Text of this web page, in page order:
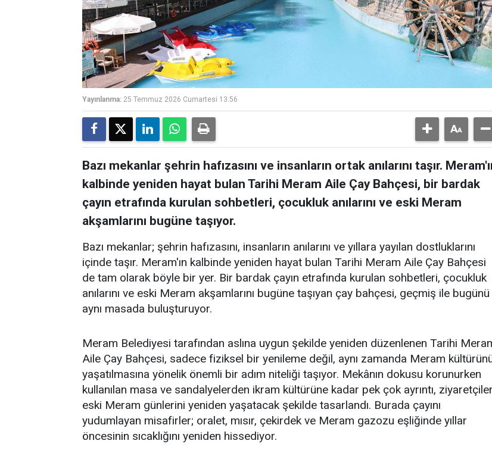
Yayınlanma: 25 Temmuz 2026 Cumartesi 13:56
Bazı mekanlar şehrin hafızasını ve insanların ortak anılarını taşır.
kalbinde yeniden hayat bulan Tarihi Meram Aile Çay Bahçesi, bir bardak
çayın etrafında kurulan sohbetleri, çocukluk anılarını ve eski Meram
akşamlarını bugüne taşıyor.
Bazı mekanlar; şehrin hafızasını, insanların anılarını ve yıllara yayılan dostluklarını
içinde taşır. Meram'ın kalbinde yeniden hayat bulan Tarihi Meram Aile Çay Bahçesi
de tam olarak böyle bir yer. Bir bardak çayın etrafında kurulan sohbetleri, çocukluk
anılarını ve eski Meram akşamlarını bugüne taşıyan çay bahçesi, geçmiş ile bugünü
aynı masada buluşturuyor.
Meram Belediyesi tarafından aslına uygun şekilde yeniden düzenlenen Tarihi
Aile Çay Bahçesi, sadece fiziksel bir yenileme değil, aynı zamanda Meram
yaşatılmasına yönelik önemli bir adım niteliği taşıyor. Mekânın dokusu korunurken
kullanılan masa ve sandalyelerden ikram kültürüne kadar pek çok ayrıntı,
eski Meram günlerini yeniden yaşatacak şekilde tasarlandı. Burada çayını
yudumlayan misafirler; oralet, mısır, çekirdek ve Meram gazozu eşliğinde yıllar
öncesinin sıcaklığını yeniden hissediyor.